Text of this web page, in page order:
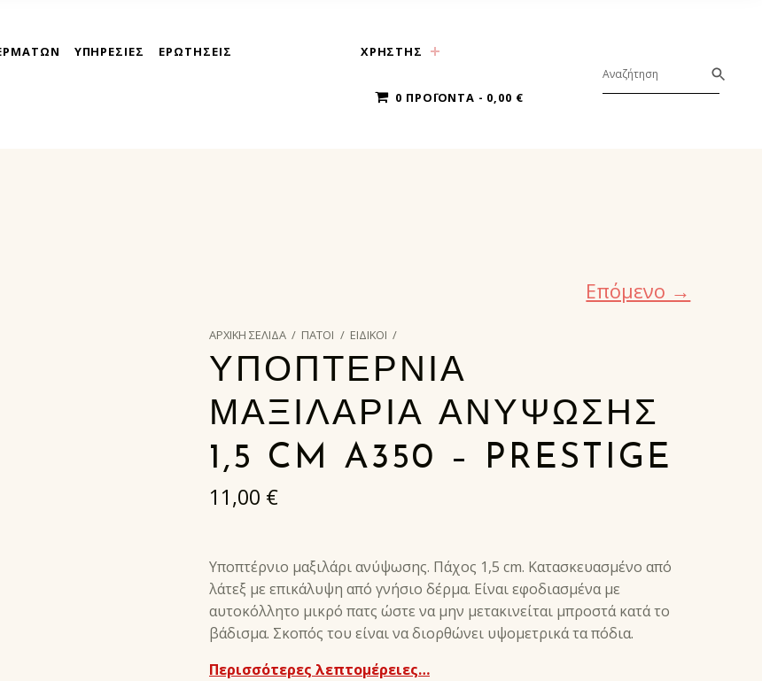
express athina
ΥΠΗΡΕΣΙΕΣ ΕΡΩΤΗΣΕΙΣ ΧΡΗΣΤΗΣ
0 ΠΡΟΪΌΝΤΑ 0,00 €
Επόμενο →
ΑΡΧΙΚΉ ΣΕΛΊΔΑ / ΠΑΤΟΙ / ΕΙΔΙΚΟΙ /
ΥΠΟΠΤΕΡΝΙΑ
ΜΑΞΙΛΑΡΙΑ ΑΝΥΨΩΣΗΣ
1,5 CM A350 – PRESTIGE
11,00 €
Υποπτέρνιο μαξιλάρι ανύψωσης. Πάχος 1,5 cm. Κατασκευασμένο από
λάτεξ με επικάλυψη από γνήσιο δέρμα. Είναι εφοδιασμένα με
αυτοκόλλητο μικρό πατς ώστε να μην μετακινείται μπροστά κατά το
βάδισμα. Σκοπός του είναι να διορθώνει υψομετρικά τα πόδια.
Περισσότερες λεπτομέρειες…